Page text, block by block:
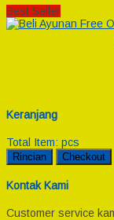
Best Seller
Keranjang
Total Item: pcs
Rincian Checkout
Kontak Kami
Customer service